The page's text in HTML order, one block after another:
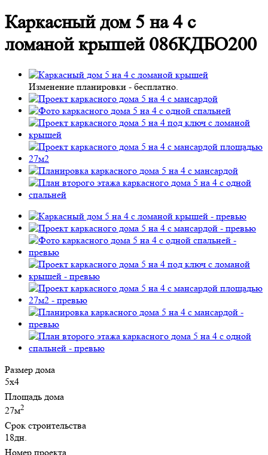
Каркасный дом 5 на 4 с
ломаной крышей 086КДБО200
Изменение планировки - бесплатно.
Размер дома
5х4
Площадь дома
27м2
Срок строительства
18дн.
Номер проекта